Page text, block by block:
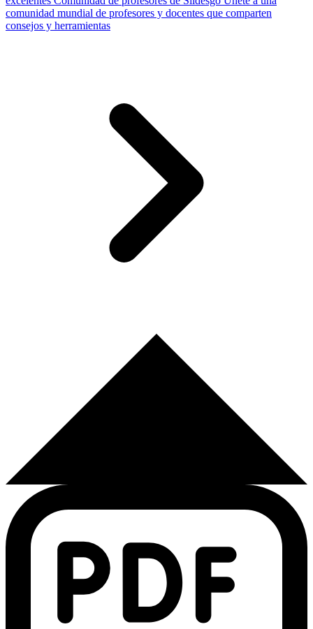
comunidad mundial de profesores y docentes que comparten
consejos y herramientas